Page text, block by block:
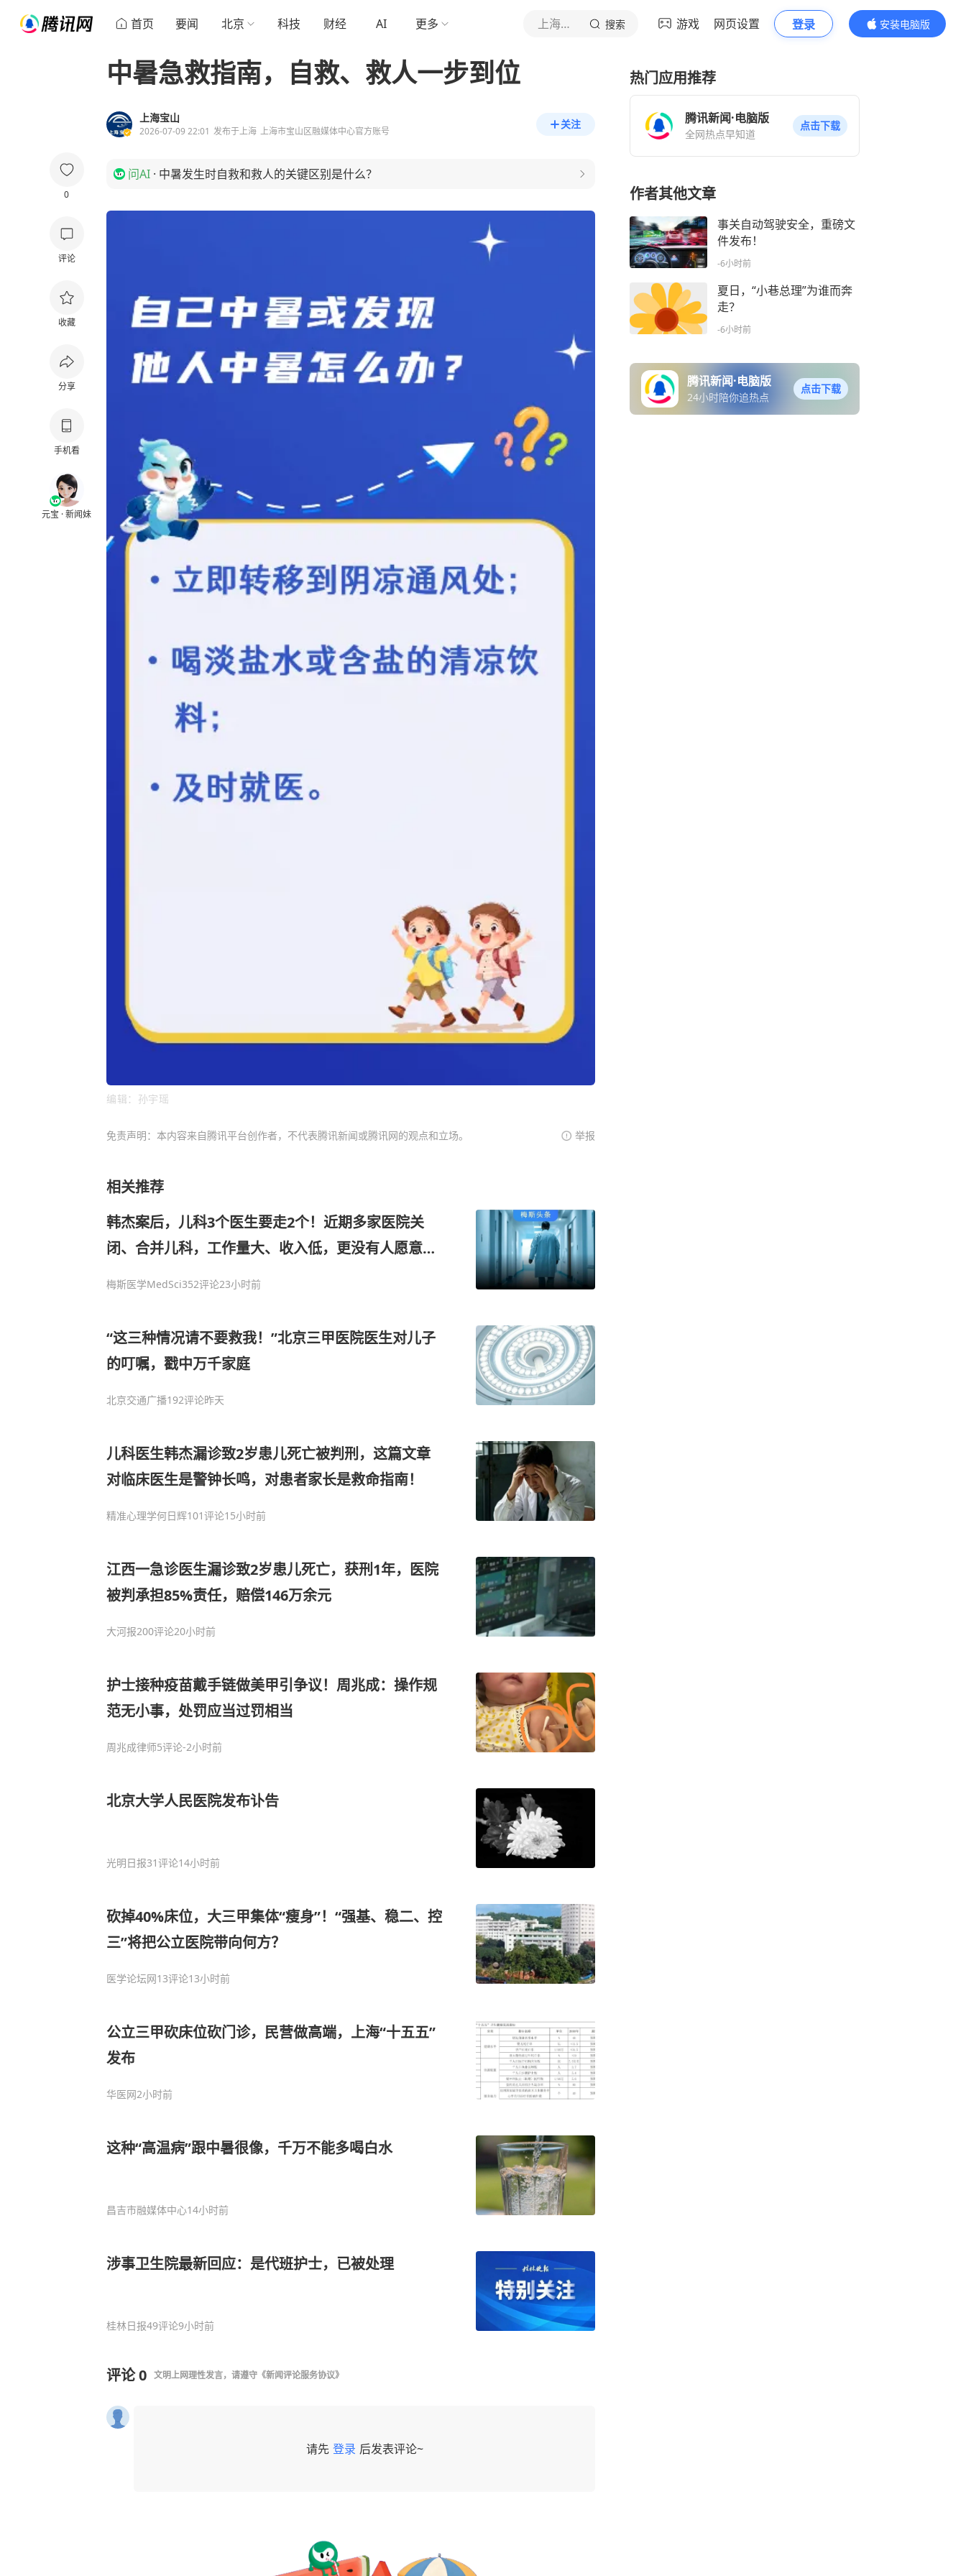
首页 要闻 北京 科技 财经 AI 更多 上海宝山 搜索 游戏 网页设置 登录
安装电脑版
内容更精彩
0
评论
收藏
分享
手机看
元宝 · 新闻妹
中暑急救指南，自救、救人一步到位
上海宝山
2026-07-09 22:01 发布于上海 上海市宝山区融媒体中心官方账号
关注
问AI · 中暑发生时自救和救人的关键区别是什么？
编辑：孙宇瑶
免责声明：本内容来自腾讯平台创作者，不代表腾讯新闻或腾讯网的观点和立场。 举报
相关推荐
韩杰案后，儿科3个医生要走2个！近期多家医院关
闭、合并儿科，工作量大、收入低，更没有人愿意干
梅斯医学MedSci352评论23小时前
“这三种情况请不要救我！”北京三甲医院医生对儿子
的叮嘱，戳中万千家庭
北京交通广播192评论昨天
儿科医生韩杰漏诊致2岁患儿死亡被判刑，这篇文章
对临床医生是警钟长鸣，对患者家长是救命指南！
精准心理学何日辉101评论15小时前
江西一急诊医生漏诊致2岁患儿死亡，获刑1年，医院
被判承担85%责任，赔偿146万余元
大河报200评论20小时前
护士接种疫苗戴手链做美甲引争议！周兆成：操作规
范无小事，处罚应当过罚相当
周兆成律师5评论-2小时前
北京大学人民医院发布讣告
光明日报31评论14小时前
砍掉40%床位，大三甲集体“瘦身”！“强基、稳二、控
三”将把公立医院带向何方？
医学论坛网13评论13小时前
公立三甲砍床位砍门诊，民营做高端，上海“十五五”
发布
华医网2小时前
这种“高温病”跟中暑很像，千万不能多喝白水
昌吉市融媒体中心14小时前
涉事卫生院最新回应：是代班护士，已被处理
桂林日报49评论9小时前
评论0 文明上网理性发言，请遵守 《新闻评论服务协议》
请先 登录 后发表评论~
热门应用推荐
腾讯新闻·电脑版
全网热点早知道
点击下载
作者其他文章
事关自动驾驶安全，重磅文
件发布！
-6小时前
夏日，“小巷总理”为谁而奔
走？
-6小时前
腾讯新闻·电脑版
24小时陪你追热点
点击下载